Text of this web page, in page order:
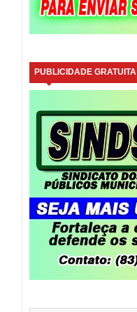
PUBLICIDADE GRATUITA